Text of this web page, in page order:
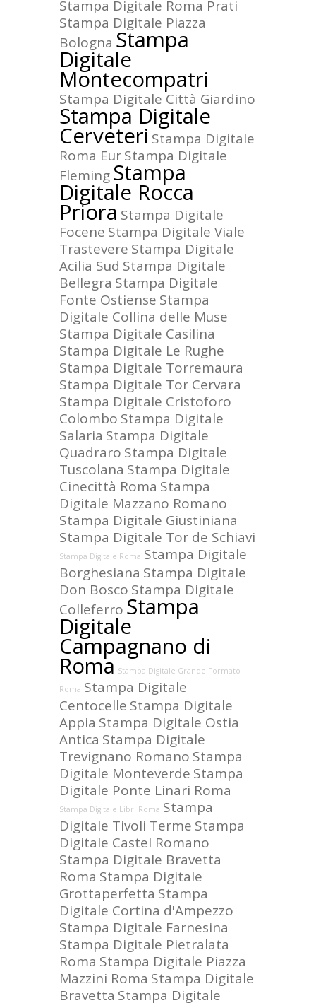
Stampa Digitale Roma Prati
Stampa Digitale Piazza
Bologna Stampa
Digitale
Montecompatri
Stampa Digitale Città Giardino
Stampa Digitale
Cerveteri Stampa Digitale
Roma EurStampa Digitale
FlemingStampa
Digitale Rocca
Priora Stampa Digitale
Focene Stampa Digitale Viale
Trastevere Stampa Digitale
Acilia Sud Stampa Digitale
Bellegra Stampa Digitale
Fonte Ostiense Stampa
Digitale Collina delle Muse
Stampa Digitale Casilina
Stampa Digitale Le Rughe
Stampa Digitale Torremaura
Stampa Digitale Tor Cervara
Stampa Digitale Cristoforo
Colombo Stampa Digitale
Salaria Stampa Digitale
Quadraro Stampa Digitale
Tuscolana Stampa Digitale
Cinecittà Roma Stampa
Digitale Mazzano Romano
Stampa Digitale Giustiniana
Stampa Digitale Tor de Schiavi
Stampa Digitale Roma Stampa Digitale
Borghesiana Stampa Digitale
Don Bosco Stampa Digitale
Colleferro Stampa
Digitale
Campagnano di
Roma Stampa Digitale Grande Formato
Roma Stampa Digitale
Centocelle Stampa Digitale
Appia Stampa Digitale Ostia
Antica Stampa Digitale
Trevignano Romano Stampa
Digitale Monteverde Stampa
Digitale Ponte Linari Roma
Stampa Digitale Libri Roma Stampa
Digitale Tivoli Terme Stampa
Digitale Castel Romano
Stampa Digitale Bravetta
Roma Stampa Digitale
Grottaperfetta Stampa
Digitale Cortina d'Ampezzo
Stampa Digitale Farnesina
Stampa Digitale Pietralata
Roma Stampa Digitale Piazza
Mazzini Roma Stampa Digitale
Bravetta Stampa Digitale